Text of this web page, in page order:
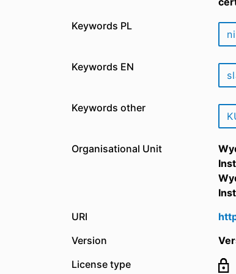
Keywords PL
Keywords EN
Keywords other
Organisational Unit
URI
Version
License type